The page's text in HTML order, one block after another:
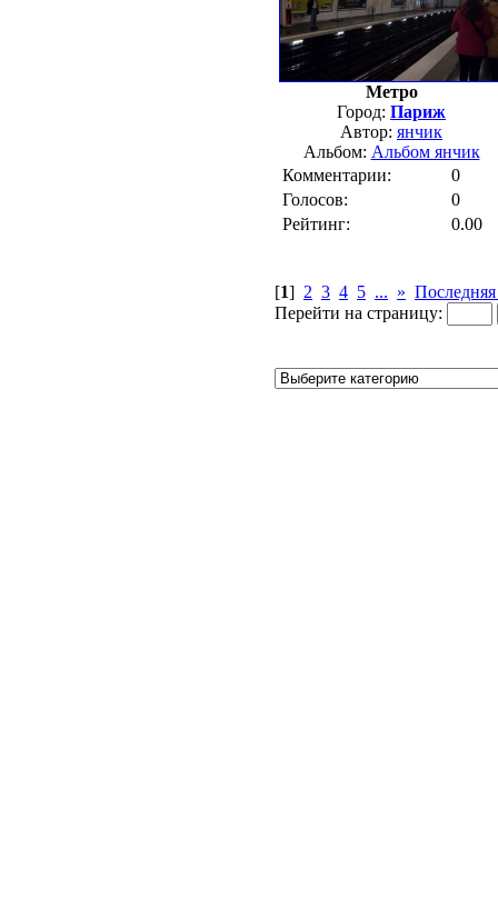
Метро
Город: Париж
Автор: янчик
Альбом: Альбом янчик
Комментарии:
0
Голосов:
0
Рейтинг:
0.00
[1] 2 3 4 5 ... »
Перейти на страницу: